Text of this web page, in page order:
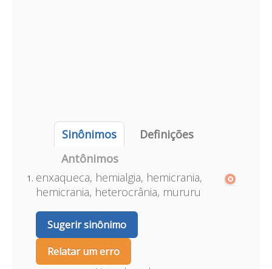
Sinônimos
Definições
Antônimos
enxaqueca, hemialgia, hemicrania,
hemicrania, heterocrânia, mururu
Sugerir sinônimo
Relatar um erro